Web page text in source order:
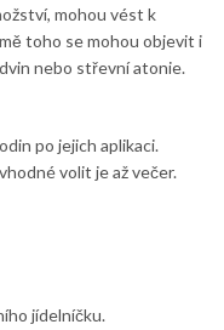
mohou vést k
toho se mohou objevit i
nebo střevní atonie.
po jejich aplikaci.
volit je až večer.
jídelníčku.